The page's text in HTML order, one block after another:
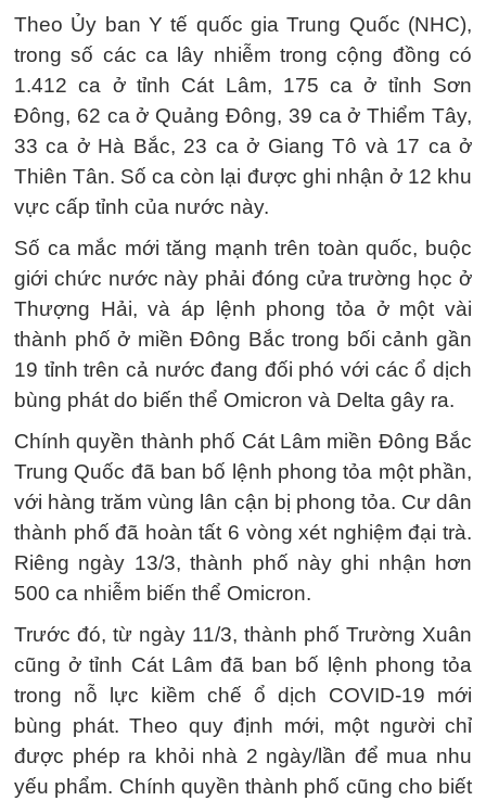
Theo Ủy ban Y tế quốc gia Trung Quốc (NHC),
trong số các ca lây nhiễm trong cộng đồng có
1.412 ca ở tỉnh Cát Lâm, 175 ca ở tỉnh Sơn
Đông, 62 ca ở Quảng Đông, 39 ca ở Thiểm Tây,
33 ca ở Hà Bắc, 23 ca ở Giang Tô và 17 ca ở
Thiên Tân. Số ca còn lại được ghi nhận ở 12 khu
vực cấp tỉnh của nước này.
Số ca mắc mới tăng mạnh trên toàn quốc, buộc
giới chức nước này phải đóng cửa trường học ở
Thượng Hải, và áp lệnh phong tỏa ở một vài
thành phố ở miền Đông Bắc trong bối cảnh gần
19 tỉnh trên cả nước đang đối phó với các ổ dịch
bùng phát do biến thể Omicron và Delta gây ra.
Chính quyền thành phố Cát Lâm miền Đông Bắc
Trung Quốc đã ban bố lệnh phong tỏa một phần,
với hàng trăm vùng lân cận bị phong tỏa. Cư dân
thành phố đã hoàn tất 6 vòng xét nghiệm đại trà.
Riêng ngày 13/3, thành phố này ghi nhận hơn
500 ca nhiễm biến thể Omicron.
Trước đó, từ ngày 11/3, thành phố Trường Xuân
cũng ở tỉnh Cát Lâm đã ban bố lệnh phong tỏa
trong nỗ lực kiềm chế ổ dịch COVID-19 mới
bùng phát. Theo quy định mới, một người chỉ
được phép ra khỏi nhà 2 ngày/lần để mua nhu
yếu phẩm. Chính quyền thành phố cũng cho biết